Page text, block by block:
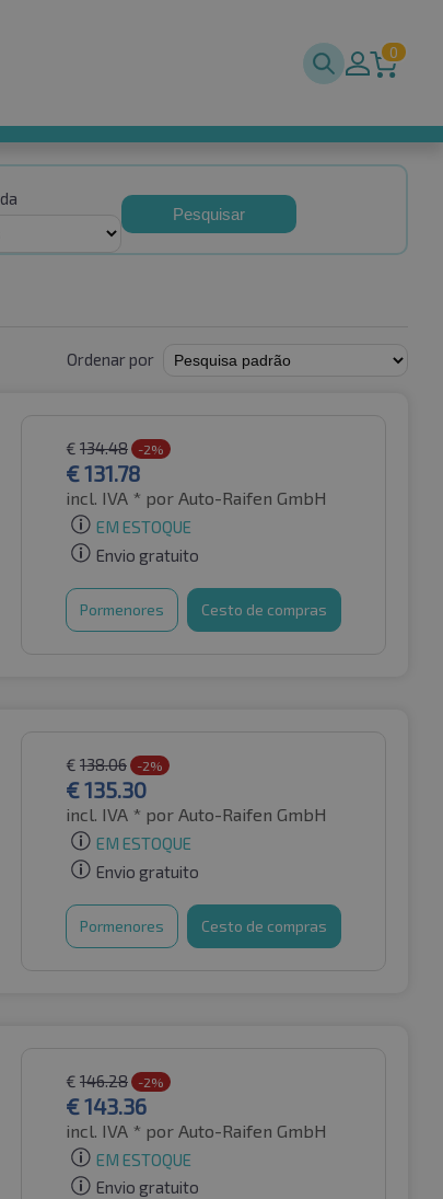
0
Pesquisar
Ordenar por
€ 134.48 -2%
€131.78
incl. IVA * por Auto-Raifen GmbH
EM ESTOQUE
Envio gratuito
Pormenores Cesto de compras
€ 138.06 -2%
€135.30
incl. IVA * por Auto-Raifen GmbH
EM ESTOQUE
Envio gratuito
Pormenores Cesto de compras
€ 146.28 -2%
€143.36
incl. IVA * por Auto-Raifen GmbH
EM ESTOQUE
Envio gratuito